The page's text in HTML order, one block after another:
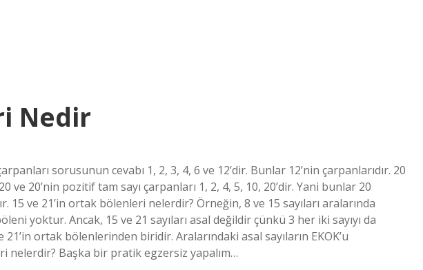
Nedir
sorusunun cevabı 1, 2, 3, 4, 6 ve 12’dir. Bunlar 12’nin çarpanlarıdır. 20
ve 20’nin pozitif tam sayı çarpanları 1, 2, 4, 5, 10, 20’dir. Yani bunlar 20
15 ve 21’in ortak bölenleri nelerdir? Örneğin, 8 ve 15 sayıları aralarında
yoktur. Ancak, 15 ve 21 sayıları asal değildir çünkü 3 her iki sayıyı da
ortak bölenlerinden biridir. Aralarındaki asal sayıların EKOK’u
nelerdir? Başka bir pratik egzersiz yapalım…